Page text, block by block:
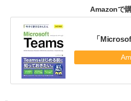
Amazonで
「